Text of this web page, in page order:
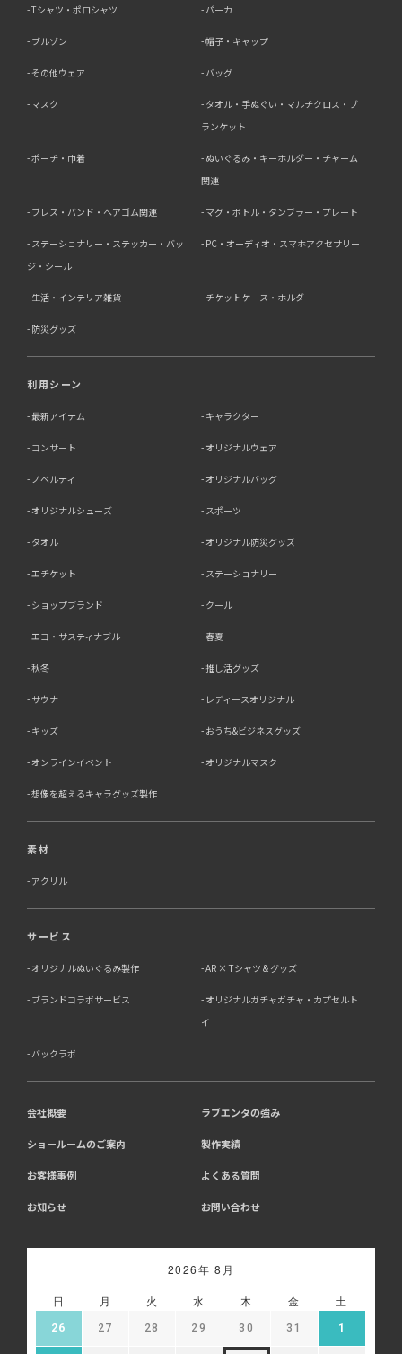
Tシャツ・ポロシャツ パーカ
ブルゾン 帽子・キャップ
その他ウェア バッグ
マスク
タオル・手ぬぐい・マルチクロス・ブ
ランケット
ポーチ・巾着
ぬいぐるみ・キーホルダー・チャーム
関連
ブレス・バンド・ヘアゴム関連 マグ・ボトル・タンブラー・プレート
ステーショナリー・ステッカー・バッ
ジ・シール
PC・オーディオ・スマホアクセサリー
生活・インテリア雑貨 チケットケース・ホルダー
防災グッズ
利用シーン
最新アイテム キャラクター
コンサート オリジナルウェア
ノベルティ オリジナルバッグ
オリジナルシューズ スポーツ
タオル オリジナル防災グッズ
エチケット ステーショナリー
ショップブランド クール
エコ・サスティナブル 春夏
秋冬 推し活グッズ
サウナ レディースオリジナル
キッズ おうち&ビジネスグッズ
オンラインイベント オリジナルマスク
想像を超えるキャラグッズ製作
素材
アクリル
サービス
オリジナルぬいぐるみ製作 AR × Tシャツ & グッズ
ブランドコラボサービス
オリジナルガチャガチャ・カプセルト
イ
バックラボ
会社概要 ラブエンタの強み
ショールームのご案内 製作実績
お客様事例 よくある質問
お知らせ お問い合わせ
2026年 8月
日 月 火 水 木 金 土
26 27 28 29 30 31 1